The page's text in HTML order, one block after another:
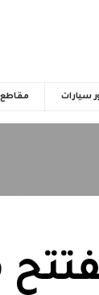
سيارات مقاطع